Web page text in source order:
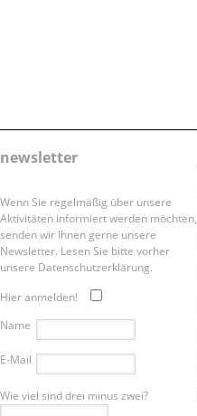
newsletter
Wenn Sie regelmäßig über unsere
Aktivitäten informiert werden möchten,
senden wir Ihnen gerne unsere
Newsletter. Lesen Sie bitte vorher
unsere Datenschutzerklärung.
Hier anmelden!
Name
E-Mail
Wie viel sind drei minus zwei?